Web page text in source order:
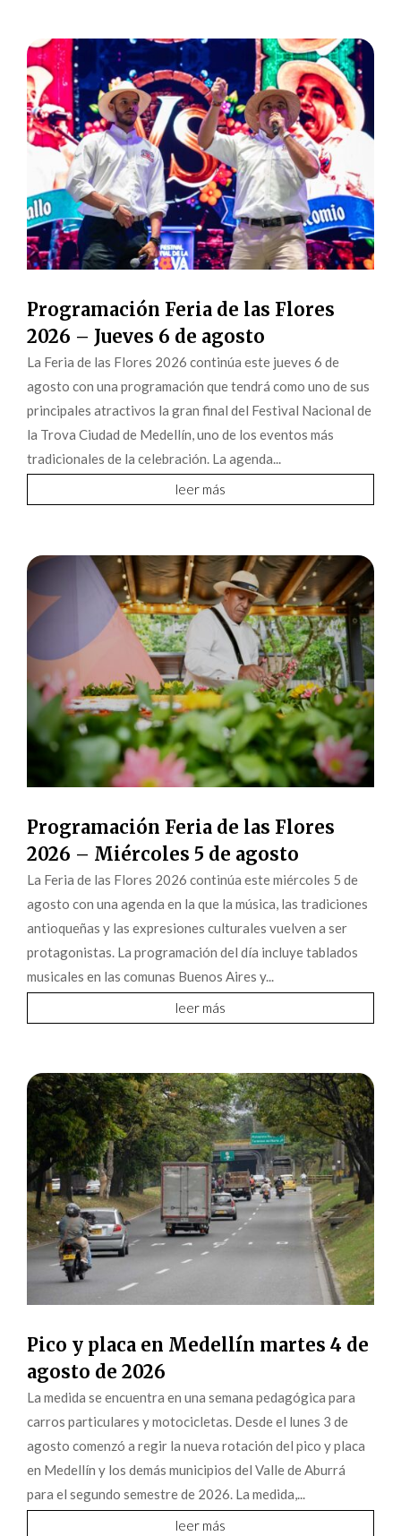
Programación Feria de las Flores
2026 – Jueves 6 de agosto
La Feria de las Flores 2026 continúa este jueves 6 de
agosto con una programación que tendrá como uno de sus
principales atractivos la gran final del Festival Nacional de
la Trova Ciudad de Medellín, uno de los eventos más
tradicionales de la celebración. La agenda...
leer más
Programación Feria de las Flores
2026 – Miércoles 5 de agosto
La Feria de las Flores 2026 continúa este miércoles 5 de
agosto con una agenda en la que la música, las tradiciones
antioqueñas y las expresiones culturales vuelven a ser
protagonistas. La programación del día incluye tablados
musicales en las comunas Buenos Aires y...
leer más
Pico y placa en Medellín martes 4 de
agosto de 2026
La medida se encuentra en una semana pedagógica para
carros particulares y motocicletas. Desde el lunes 3 de
agosto comenzó a regir la nueva rotación del pico y placa
en Medellín y los demás municipios del Valle de Aburrá
para el segundo semestre de 2026. La medida,...
leer más